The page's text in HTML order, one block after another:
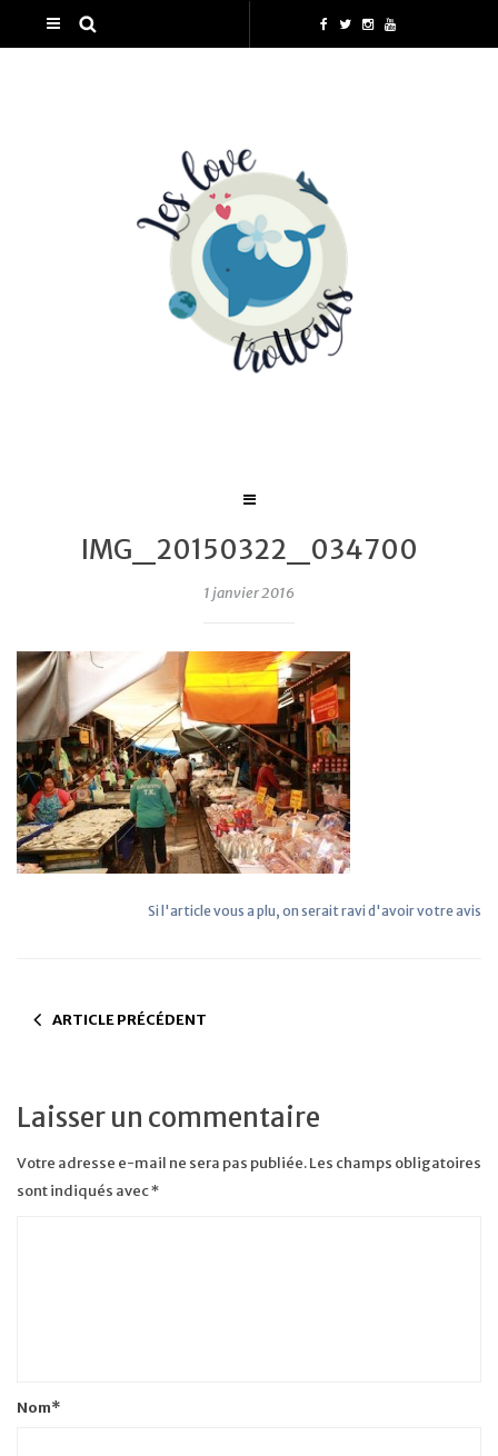
IMG_20150322_034700
1 janvier 2016
Si l'article vous a plu, on serait ravi d'avoir votre avis
ARTICLE PRÉCÉDENT
Laisser un commentaire
Votre adresse e-mail ne sera pas publiée.Les champs obligatoires
sont indiqués avec*
Nom*